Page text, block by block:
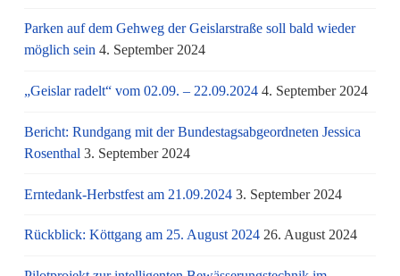
Parken auf dem Gehweg der Geislarstraße soll bald wieder
möglich sein 4. September 2024
„Geislar radelt“ vom 02.09. – 22.09.2024 4. September 2024
Bericht: Rundgang mit der Bundestagsabgeordneten Jessica
Rosenthal 3. September 2024
Erntedank-Herbstfest am 21.09.2024 3. September 2024
Rückblick: Köttgang am 25. August 2024 26. August 2024